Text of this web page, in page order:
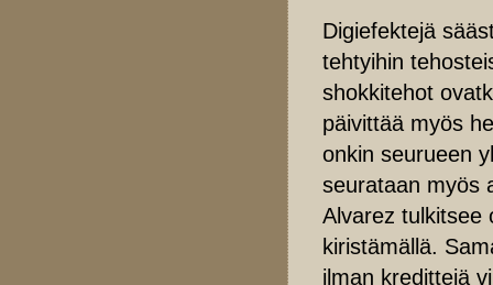
Digiefektejä
tehtyihin
shokkitehot
päivittää myös
onkin seurueen
seurataan myös
Alvarez tulkitsee
kiristämällä.
ilman kredittejä